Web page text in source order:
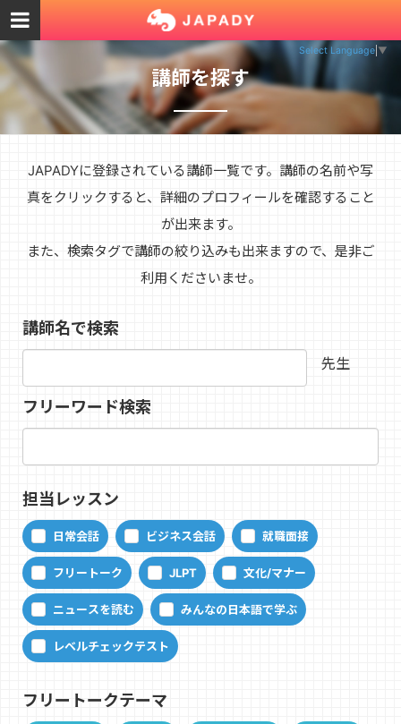
Select Language ▼
講師を探す
JAPADYに登録されている講師一覧です。講師の名前や写
真をクリックすると、詳細のプロフィールを確認すること
が出来ます。
また、検索タグで講師の絞り込みも出来ますので、是非ご
利用くださいませ。
講師名で検索
先生
フリーワード検索
担当レッスン
日常会話 ビジネス会話 就職面接
フリートーク JLPT 文化/マナー
ニュースを読む みんなの日本語で学ぶ
レベルチェックテスト
フリートークテーマ